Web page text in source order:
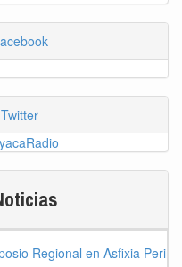
Regional en Asfixia